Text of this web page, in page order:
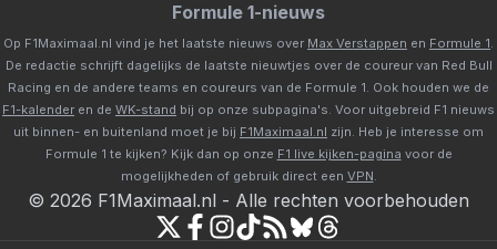
Formule 1-nieuws
Op F1Maximaal.nl vind je het laatste nieuws over Max Verstappen en Formule 1.
De redactie schrijft dagelijks de laatste nieuwtjes over de coureur van Red Bull
Racing en de andere teams en coureurs van de Formule 1. Ook houden we de
F1-kalender en de WK-stand bij op onze subpagina's. Voor uitgebreid F1 nieuws
uit binnen- en buitenland moet je bij F1Maximaal.nl zijn. Heb je interesse om
Formule 1 te kijken? Kijk dan op onze F1 live kijken-pagina voor de
mogelijkheden of gebruik direct een VPN.
© 2026 F1Maximaal.nl - Alle rechten voorbehouden